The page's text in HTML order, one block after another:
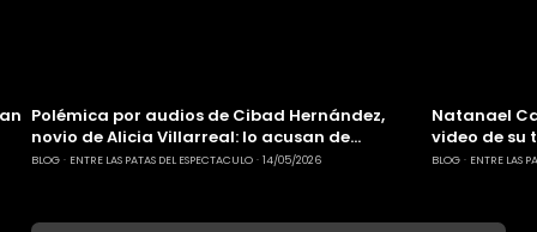
Polémica por audios de Cibad Hernández,
novio de Alicia Villarreal: lo acusan de
comentarios ofensivos contra mujeres
BLOG ENTRE LAS PATAS DEL ESPECTACULO 14/05/2026
Natanael
video de su
detrás de
BLOG ENTRE LAS